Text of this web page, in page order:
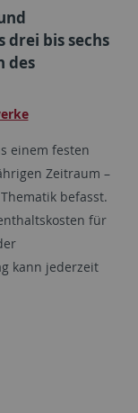
bis sechs
des
einem festen
Zeitraum –
befasst.
für
kann jederzeit